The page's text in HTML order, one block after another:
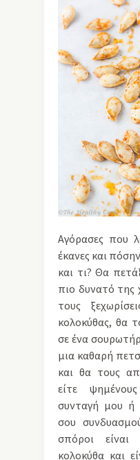
Αγόρασες που
έκανες και
και τι? Θα
πιο δυνατό της
τους
κολοκύθας, θα
σε ένα
μια καθαρή
και θα τους
είτε
συνταγή μου ή
σου
σπόροι
κολοκύθα και